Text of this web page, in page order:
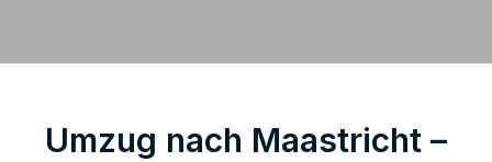
Umzug nach Maastricht –